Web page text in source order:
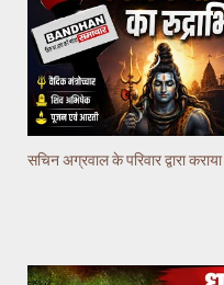
सचिन अग्रवाल के परिवार द्वारा